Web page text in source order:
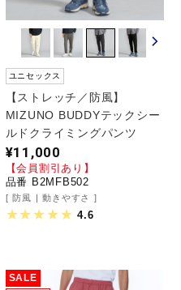
ユニセックス
【ストレッチ／防風】
MIZUNO BUDDYテックシー
ルドクライミングパンツ
¥11,000
【会員割引あり】
品番 B2MFB502
防風 動きやすさ
4.6
SALE